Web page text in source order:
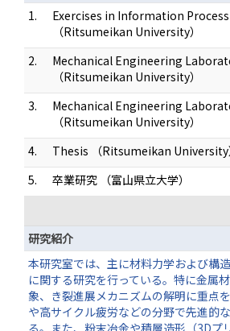
1.
Exercises in Information
（Ritsumeikan University）
2.
Mechanical Engineering
（Ritsumeikan University）
3.
Mechanical Engineering
（Ritsumeikan University）
4.
Thesis （Ritsumeikan University
5.
卒業研究 （富山県立大学）
研究紹介
本研究室では、主に材料力学および構
に関する研究を行っている。特に金属
象、き裂進展メカニズムの解明に重点
や高サイクル疲労などの分野で先進的